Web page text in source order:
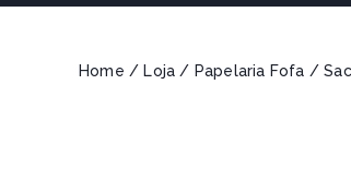
Home / Loja / Papelaria Fofa /